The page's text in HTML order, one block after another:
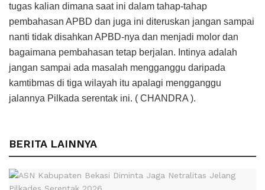
tugas kalian dimana saat ini dalam tahap-tahap
pembahasan APBD dan juga ini diteruskan jangan sampai
nanti tidak disahkan APBD-nya dan menjadi molor dan
bagaimana pembahasan tetap berjalan. Intinya adalah
jangan sampai ada masalah mengganggu daripada
kamtibmas di tiga wilayah itu apalagi mengganggu
jalannya Pilkada serentak ini. ( CHANDRA ).
BERITA LAINNYA